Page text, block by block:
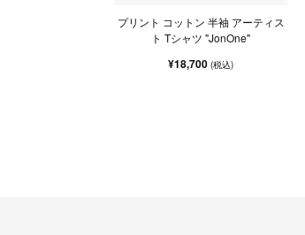
プリント コットン 半袖 アーティス
ト Tシャツ "JonOne"
¥18,700(税込)